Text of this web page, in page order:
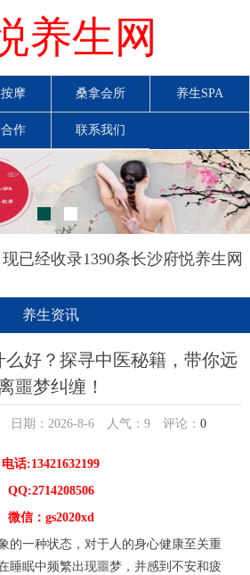
养生网
摩 桑拿会所 养生SPA
作 联系我们
已经收录1390条长沙府悦养生网
养生资讯
好？探寻中医秘籍，带你远
噩梦纠缠！
期：2026-8-6 人气： 9评论： 0
电话:13421632199
QQ:2714208506
微信：gs2020xd
的一种状态，对于人的身心健康至关重
睡眠中频繁出现噩梦，并感到不安和疲